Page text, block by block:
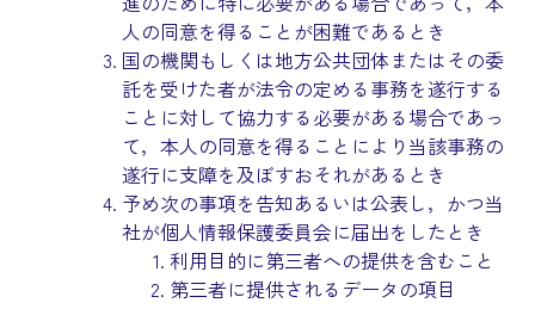
人の同意を得ることが困難であるとき
国の機関もしくは地方公共団体またはその委
託を受けた者が法令の定める事務を遂行する
ことに対して協力する必要がある場合であっ
て，本人の同意を得ることにより当該事務の
遂行に支障を及ぼすおそれがあるとき
予め次の事項を告知あるいは公表し，かつ当
社が個人情報保護委員会に届出をしたとき
利用目的に第三者への提供を含むこと
第三者に提供されるデータの項目